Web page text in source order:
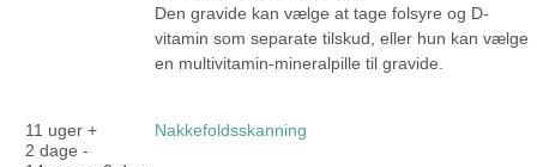
Den gravide kan vælge at tage folsyre og D-
vitamin som separate tilskud, eller hun kan vælge
en multivitamin-mineralpille til gravide.
11 uger +
2 dage -
Nakkefoldsskanning